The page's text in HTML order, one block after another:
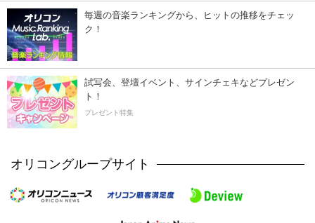
毎週の音楽ランキングから、ヒットの推移をチェッ
ク！
試写会、登壇イベント、サインチェキなどプレゼン
ト！
プレゼント特集
オリコングループサイト